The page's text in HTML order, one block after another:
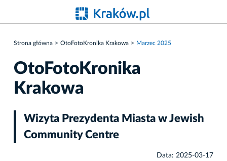
Strona główna OtoFotoKronika Krakowa Marzec 2025
OtoFotoKronika
Krakowa
Wizyta Prezydenta Miasta w Jewish
Community Centre
Data: 2025-03-17